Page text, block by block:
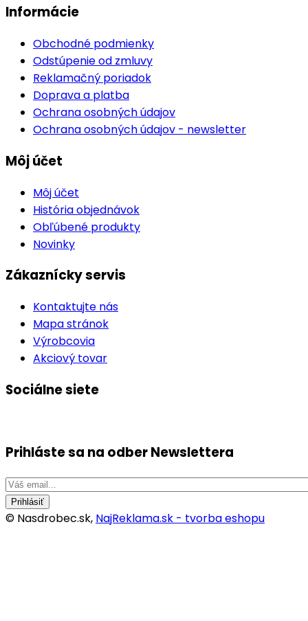
Informácie
Obchodné podmienky
Odstúpenie od zmluvy
Reklamačný poriadok
Doprava a platba
Ochrana osobných údajov
Ochrana osobných údajov - newsletter
Môj účet
Môj účet
História objednávok
Obľúbené produkty
Novinky
Zákaznícky servis
Kontaktujte nás
Mapa stránok
Výrobcovia
Akciový tovar
Sociálne siete
Prihláste sa na odberNewslettera
Prihlásiť
© Nasdrobec.sk, NajReklama.sk - tvorba eshopu